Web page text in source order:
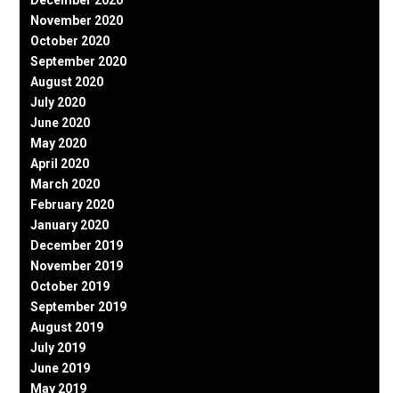
November 2020
October 2020
September 2020
August 2020
July 2020
June 2020
May 2020
April 2020
March 2020
February 2020
January 2020
December 2019
November 2019
October 2019
September 2019
August 2019
July 2019
June 2019
May 2019